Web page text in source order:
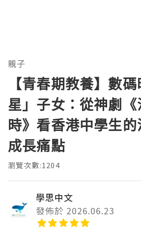
親子
【青春期教養】數
星」子女：從神劇
時》看香港中學生
成長痛點
瀏覽次數:1204
學思中文
發佈於 2026.06.23